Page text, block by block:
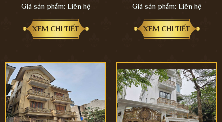
Giá sản phẩm: Liên hệ
XEM CHI TIẾT
Giá sản phẩm: Liên hệ
XEM CHI TIẾT